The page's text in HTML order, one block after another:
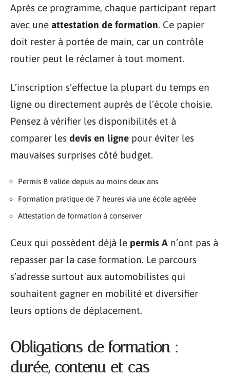
Après ce programme, chaque participant repart
avec une attestation de formation. Ce papier
doit rester à portée de main, car un contrôle
routier peut le réclamer à tout moment.
L’inscription s’effectue la plupart du temps en
ligne ou directement auprès de l’école choisie.
Pensez à vérifier les disponibilités et à
comparer les devis en ligne pour éviter les
mauvaises surprises côté budget.
Permis B valide depuis au moins deux ans
Formation pratique de 7 heures via une école agréée
Attestation de formation à conserver
Ceux qui possèdent déjà le permis A n’ont pas à
repasser par la case formation. Le parcours
s’adresse surtout aux automobilistes qui
souhaitent gagner en mobilité et diversifier
leurs options de déplacement.
Obligations de formation :
durée, contenu et cas